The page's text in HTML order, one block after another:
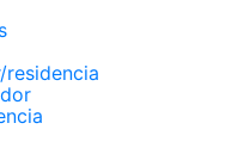
residencia